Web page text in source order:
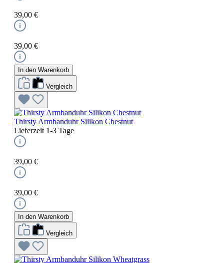
39,00 €
39,00 €
In den Warenkorb
Vergleich
Thirsty Armbanduhr Silikon Chestnut
Lieferzeit 1-3 Tage
39,00 €
39,00 €
In den Warenkorb
Vergleich